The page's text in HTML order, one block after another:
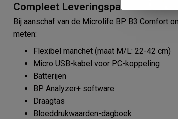
Compleet Leveringspakket
Bij aanschaf van de Microlife BP B3 Comfort
meten:
Flexibel manchet (maat M/L: 22-42 cm)
Micro USB-kabel voor PC-koppeling
Batterijen
BP Analyzer+ software
Draagtas
Bloeddrukwaarden-dagboek